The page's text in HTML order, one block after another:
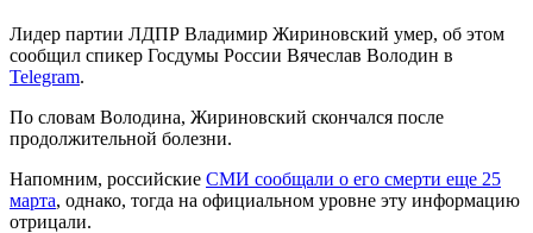
Лидер партии ЛДПР Владимир Жириновский умер, об этом
сообщил спикер Госдумы России Вячеслав Володин в
Telegram.
По словам Володина, Жириновский скончался после
продолжительной болезни.
Напомним, российские СМИ сообщали о его смерти еще 25
марта, однако, тогда на официальном уровне эту информацию
отрицали.